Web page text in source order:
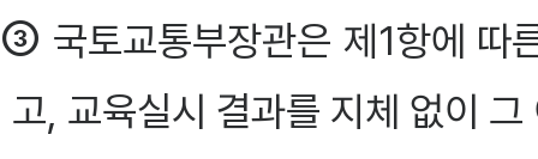
③ 국토교통부장관은 제1항에 따
고, 교육실시 결과를 지체 없이